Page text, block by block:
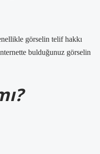
görselin telif hakkı
bulduğunuz görselin